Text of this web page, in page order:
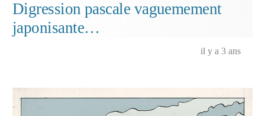
Digression pascale vaguemement
japonisante…
il y a 3 ans